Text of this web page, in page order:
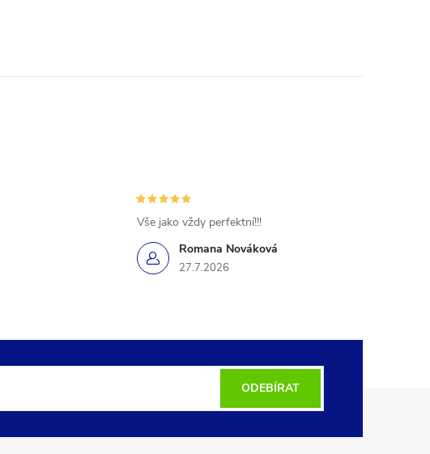
Romana Nováková
27.7.2026
Vše jako vždy perfektní!!!
ODEBÍRAT